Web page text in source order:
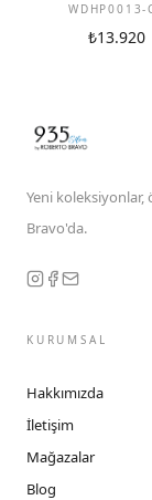
WDHP0013-
₺13.920
Yeni koleksiyonlar,
Bravo'da.
KURUMSAL
Hakkımızda
İletişim
Mağazalar
Blog